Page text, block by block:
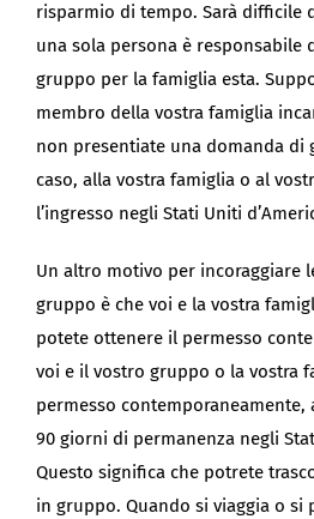
risparmio di tempo. Sarà difficile
una sola persona è responsabile
gruppo per la famiglia esta.
membro della vostra famiglia
non presentiate una domanda di
caso, alla vostra famiglia o al
l’ingresso negli Stati Uniti
Un altro motivo per incoraggiare
gruppo è che voi e la vostra
potete ottenere il permesso
voi e il vostro gruppo o la vostra
permesso contemporaneamente,
90 giorni di permanenza negli
Questo significa che potrete
in gruppo. Quando si viaggia o si